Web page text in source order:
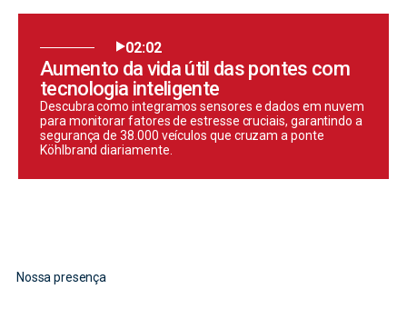
02:02
Aumento da vida útil das pontes com
tecnologia inteligente
Descubra como integramos sensores e dados em nuvem
para monitorar fatores de estresse cruciais, garantindo a
segurança de 38.000 veículos que cruzam a ponte
Köhlbrand diariamente.
Nossa presença